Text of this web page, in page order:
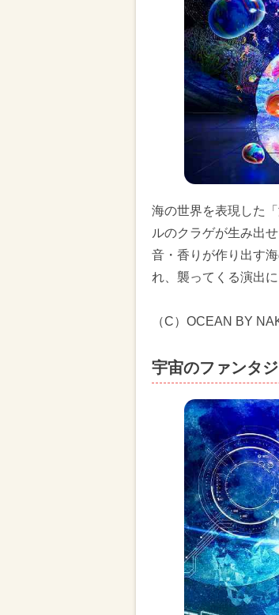
海の世界を表現した
ルのクラゲが生み出
音・香りが作り出す
れ、襲ってくる演出に
（C）OCEAN BY
宇宙のファンタ